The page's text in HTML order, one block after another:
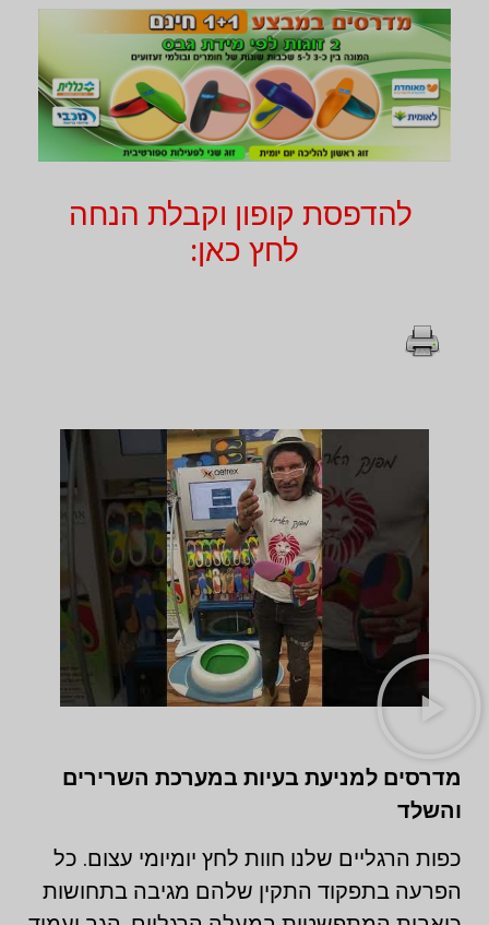
להדפסת קופון וקבלת הנחה
לחץ כאן:
מדרסים למניעת בעיות במערכת השרירים
והשלד
כפות הרגליים שלנו חוות לחץ יומיומי עצום. כל
הפרעה בתפקוד התקין שלהם מגיבה בתחושות